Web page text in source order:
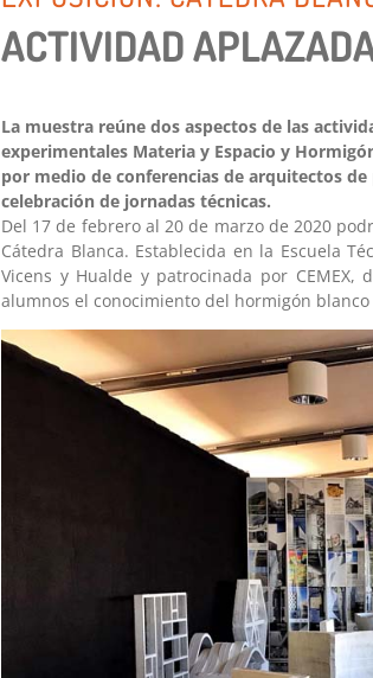
ACTIVIDAD
La muestra reúne dos aspectos de las
experimentales Materia y Espacio y
por medio de conferencias de arquitectos
celebración de jornadas técnicas.
Del 17 de febrero al 20 de marzo de 2020
Cátedra Blanca. Establecida en la Escuela
Vicens y Hualde y patrocinada por
alumnos el conocimiento del hormigón